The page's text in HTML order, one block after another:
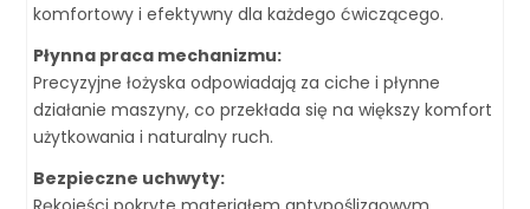
komfortowy i efektywny dla każdego ćwiczącego.
Płynna praca mechanizmu:
Precyzyjne łożyska odpowiadają za ciche i płynne
działanie maszyny, co przekłada się na większy komfort
użytkowania i naturalny ruch.
Bezpieczne uchwyty: